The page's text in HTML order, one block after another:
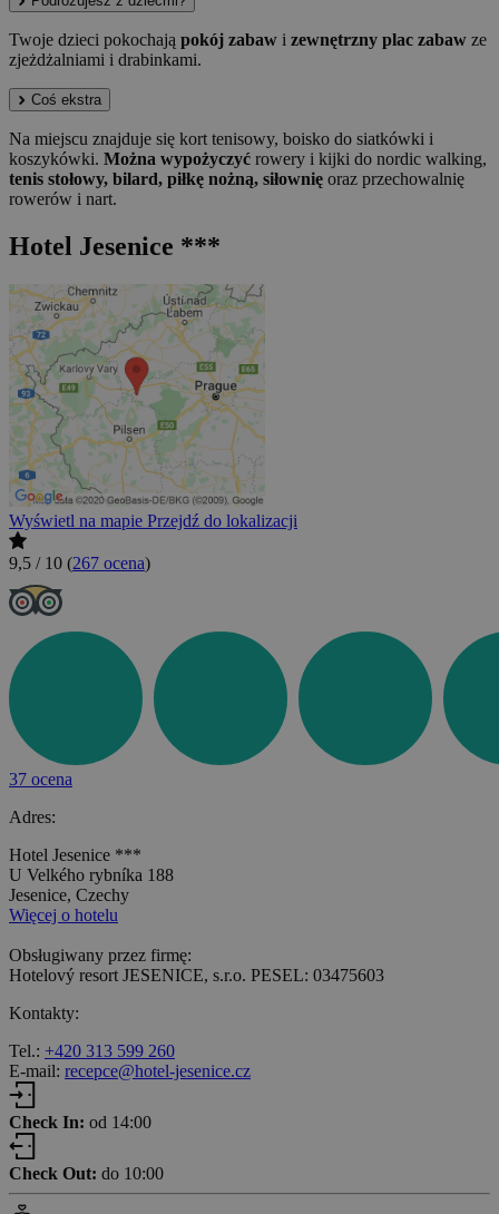
Twoje dzieci pokochają pokój zabaw i zewnętrzny plac zabaw ze
zjeżdżalniami i drabinkami.
Coś ekstra
Na miejscu znajduje się kort tenisowy, boisko do siatkówki i
koszykówki. Można wypożyczyć rowery i kijki do nordic walking,
tenis stołowy, bilard, piłkę nożną, siłownię oraz przechowalnię
rowerów i nart.
Hotel Jesenice ***
Wyświetl na mapie Przejdź do lokalizacji
9,5 / 10 (267 ocena)
37 ocena
Adres:
Hotel Jesenice ***
U Velkého rybníka 188
Jesenice, Czechy
Więcej o hotelu
Obsługiwany przez firmę:
Hotelový resort JESENICE, s.r.o. PESEL: 03475603
Kontakty:
Tel.: +420 313 599 260
E-mail: recepce@hotel-jesenice.cz
Check In: od 14:00
Check Out: do 10:00